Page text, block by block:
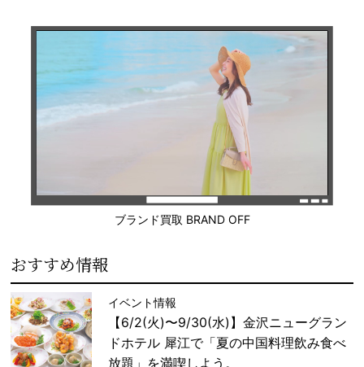
ブランド買取 BRAND OFF
おすすめ情報
イベント情報
【6/2(火)〜9/30(水)】金沢ニューグラン
ドホテル 犀江で「夏の中国料理飲み食べ
放題」を満喫しよう。